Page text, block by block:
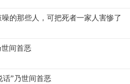
的那些人，可把死者一家人害惨了
间首恶
话”乃世间首恶